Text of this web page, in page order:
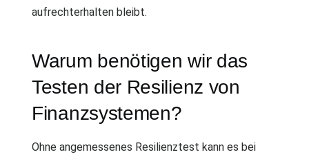
aufrechterhalten bleibt.
Warum benötigen wir das
Testen der Resilienz von
Finanzsystemen?
Ohne angemessenes Resilienztest kann es bei